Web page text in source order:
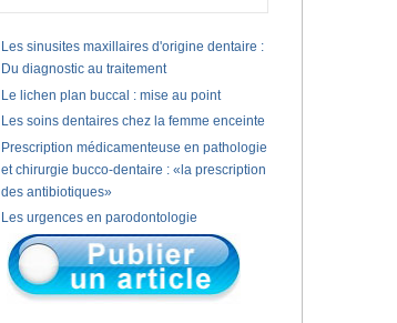
Les sinusites maxillaires d'origine dentaire :
Du diagnostic au traitement
Le lichen plan buccal : mise au point
Les soins dentaires chez la femme enceinte
Prescription médicamenteuse en pathologie
et chirurgie bucco-dentaire : «la prescription
des antibiotiques»
Les urgences en parodontologie